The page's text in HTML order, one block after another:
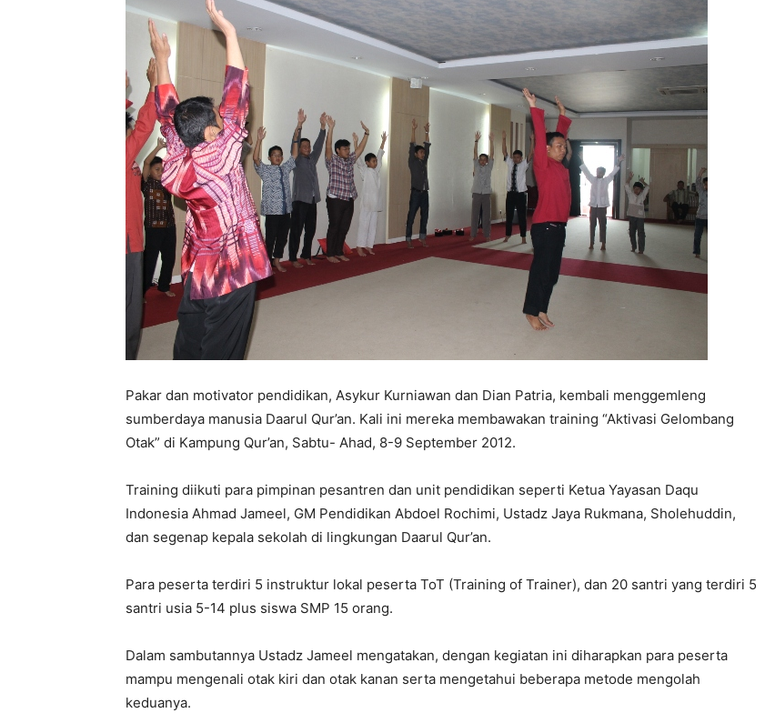
Pakar dan motivator pendidikan, Asykur Kurniawan dan Dian Patria, kembali menggemleng
sumberdaya manusia Daarul Qur’an. Kali ini mereka membawakan training “Aktivasi Gelombang
Otak” di Kampung Qur’an, Sabtu- Ahad, 8-9 September 2012.
Training diikuti para pimpinan pesantren dan unit pendidikan seperti Ketua Yayasan Daqu
Indonesia Ahmad Jameel, GM Pendidikan Abdoel Rochimi, Ustadz Jaya Rukmana, Sholehuddin,
dan segenap kepala sekolah di lingkungan Daarul Qur’an.
Para peserta terdiri 5 instruktur lokal peserta ToT (Training of Trainer), dan 20 santri yang terdiri 5
santri usia 5-14 plus siswa SMP 15 orang.
Dalam sambutannya Ustadz Jameel mengatakan, dengan kegiatan ini diharapkan para peserta
mampu mengenali otak kiri dan otak kanan serta mengetahui beberapa metode mengolah
keduanya.